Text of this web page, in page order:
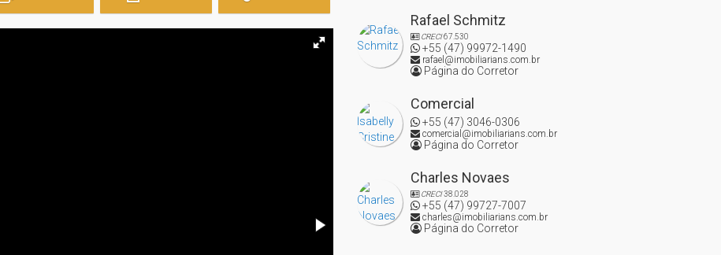
Rafael Schmitz
CRECI67.530
+55 (47) 99972-1490
rafael@imobiliarians.com.br
Página do Corretor
Comercial
+55 (47) 3046-0306
comercial@imobiliarians.com.br
Página do Corretor
Charles Novaes
CRECI38.028
+55 (47) 99727-7007
charles@imobiliarians.com.br
Página do Corretor